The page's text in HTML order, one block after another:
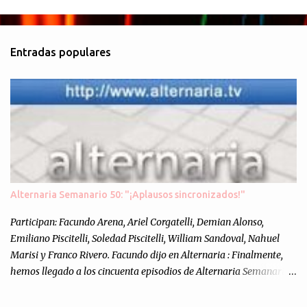
o
e
n
t
o
s
Entradas populares
Alternaria Semanario 50: "¡Aplausos sincronizados!"
Participan: Facundo Arena, Ariel Corgatelli, Demian Alonso,
Emiliano Piscitelli, Soledad Piscitelli, William Sandoval, Nahuel
Marisi y Franco Rivero. Facundo dijo en Alternaria : Finalmente,
hemos llegado a los cincuenta episodios de Alternaria Semanario.